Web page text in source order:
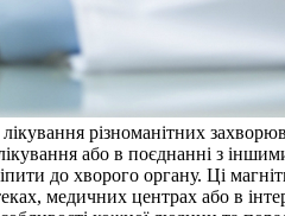
різноманітних
або в поєднанні з
до хворого органу. Ці
медичних центрах або в